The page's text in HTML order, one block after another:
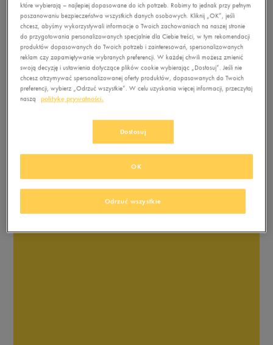
które wybierają – najlepiej dopasowane do ich potrzeb. Robimy to jednak przy pełnym
poszanowaniu bezpieczeństwa wszystkich danych osobowych. Kliknij „OK”, jeśli
chcesz, abyśmy wykorzystywali informacje o Twoich zachowaniach na naszej stronie
do przygotowania personalizowanych specjalnie dla Ciebie treści, w tym rekomendacji
produktów dopasowanych do Twoich potrzeb i zainteresowań, spersonalizowanych
reklam czy zapamiętywanie wybranych preferencji. W każdej chwili możesz zmienić
swoją decyzję i ustawienia dotyczące plików cookie wybierając „Dostosuj”. Jeśli nie
chcesz otrzymywać spersonalizowanej oferty produktów, dopasowanych do Twoich
preferencji, wybierz „Odrzuć wszystkie”. W celu uzyskania więcej informacji, przeczytaj
naszą
politykę prywatności.
Dostosuj
Odrzuć wszystkie
OK